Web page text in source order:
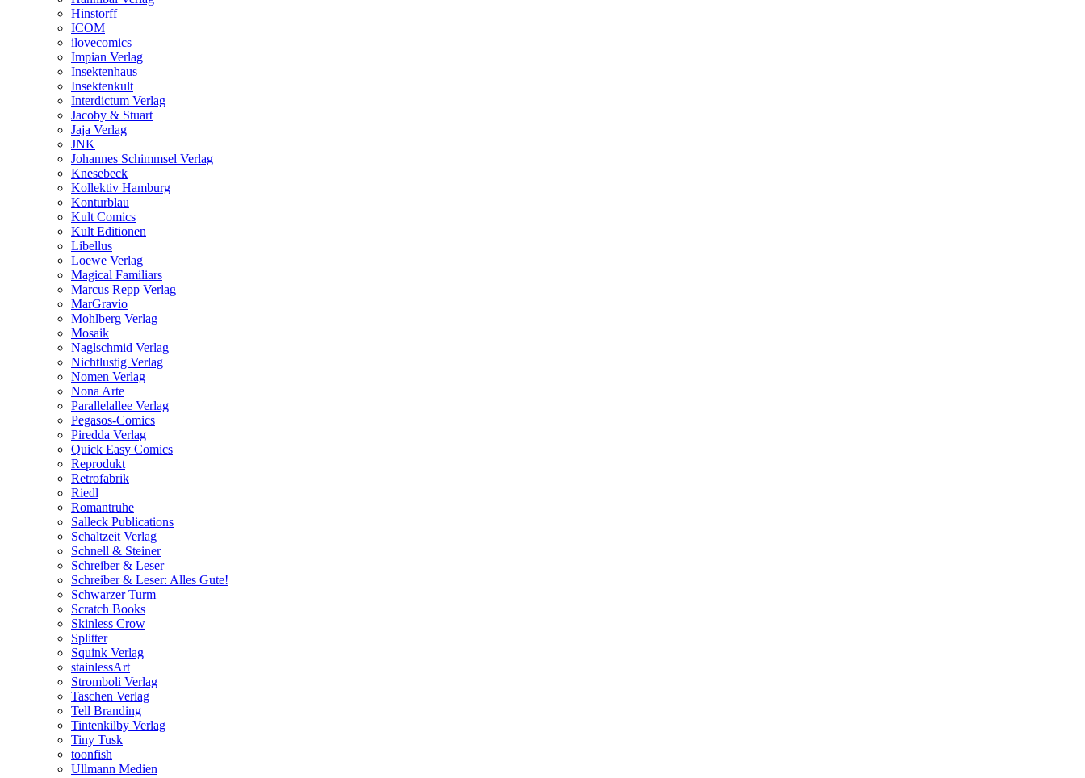
Hinstorff
ICOM
ilovecomics
Impian Verlag
Insektenhaus
Insektenkult
Interdictum Verlag
Jacoby & Stuart
Jaja Verlag
JNK
Johannes Schimmsel Verlag
Knesebeck
Kollektiv Hamburg
Konturblau
Kult Comics
Kult Editionen
Libellus
Loewe Verlag
Magical Familiars
Marcus Repp Verlag
MarGravio
Mohlberg Verlag
Mosaik
Naglschmid Verlag
Nichtlustig Verlag
Nomen Verlag
Nona Arte
Parallelallee Verlag
Pegasos-Comics
Piredda Verlag
Quick Easy Comics
Reprodukt
Retrofabrik
Riedl
Romantruhe
Salleck Publications
Schaltzeit Verlag
Schnell & Steiner
Schreiber & Leser
Schreiber & Leser: Alles Gute!
Schwarzer Turm
Scratch Books
Skinless Crow
Splitter
Squink Verlag
stainlessArt
Stromboli Verlag
Taschen Verlag
Tell Branding
Tintenkilby Verlag
Tiny Tusk
toonfish
Ullmann Medien